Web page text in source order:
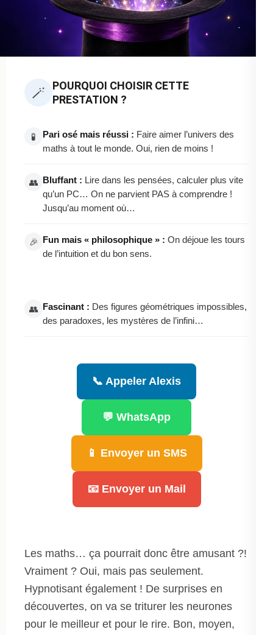
🪄
POURQUOI CHOISIR CETTE
PRESTATION ?
🧪 Pari osé mais réussi : Faire aimer l’univers des
maths à tout le monde. Oui, rien de moins !
👥 Bluffant : Lire dans les pensées, calculer plus vite
qu’un PC… On ne parvient PAS à comprendre !
Jusqu’au moment où…
🎉 Fun mais « philosophique » : On déjoue les tours
de l’intuition et du bon sens.
👥 Fascinant : Des figures géométriques impossibles,
des paradoxes, les mystères de l’infini…
📞 Appeler Alexis
💬 WhatsApp
📱 Envoyer un SMS
📧 Envoyer un Mail
Les maths… ça pourrait donc être amusant ?!
Vraiment ? Oui, mais pas seulement.
Hypnotisant également ! De surprises en
découvertes, on va se triturer les neurones
pour le meilleur et pour le rire. Bon, moyen,